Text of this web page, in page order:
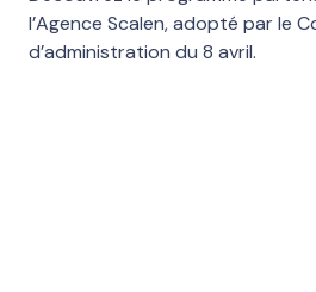
l’Agence Scalen, adopté par le
d’administration du 8 avril.